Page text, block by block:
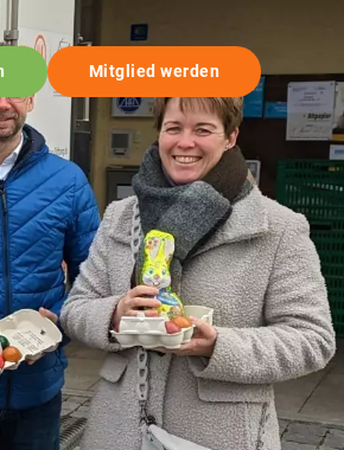
Mitglied werden